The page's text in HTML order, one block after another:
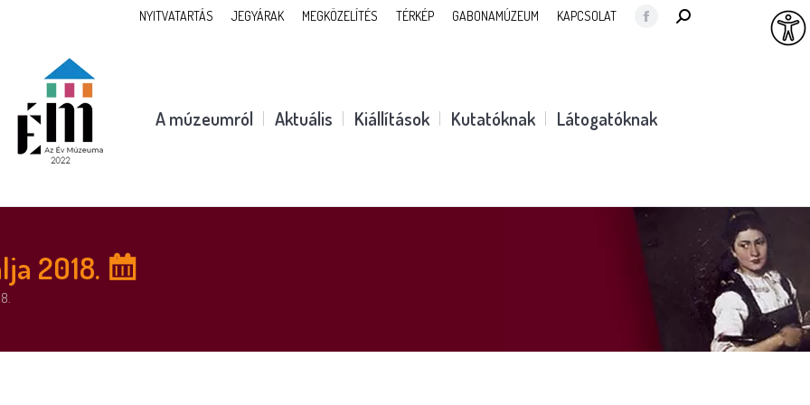
NYITVATARTÁS JEGYÁRAK MEGKÖZELÍTÉS TÉRKÉP GABONAMÚZEUM KAPCSOLAT
Facebook
new
SEARCH:
A múzeumról Aktuális Kiállítások Kutatóknak Látogatóknak
2018.